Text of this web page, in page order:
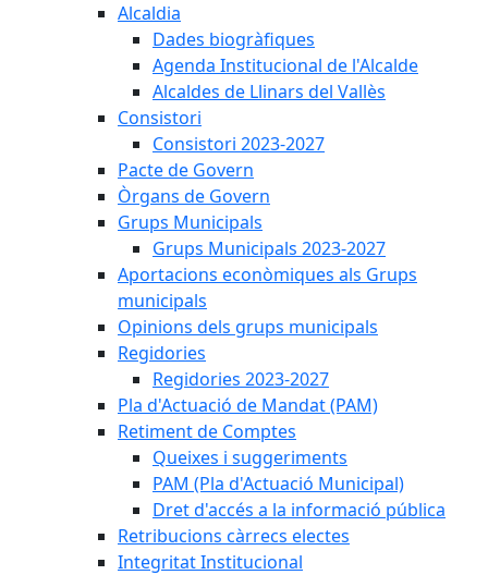
Alcaldia
Dades biogràfiques
Agenda Institucional de l'Alcalde
Alcaldes de Llinars del Vallès
Consistori
Consistori 2023-2027
Pacte de Govern
Òrgans de Govern
Grups Municipals
Grups Municipals 2023-2027
Aportacions econòmiques als Grups
municipals
Opinions dels grups municipals
Regidories
Regidories 2023-2027
Pla d'Actuació de Mandat (PAM)
Retiment de Comptes
Queixes i suggeriments
PAM (Pla d'Actuació Municipal)
Dret d'accés a la informació pública
Retribucions càrrecs electes
Integritat Institucional